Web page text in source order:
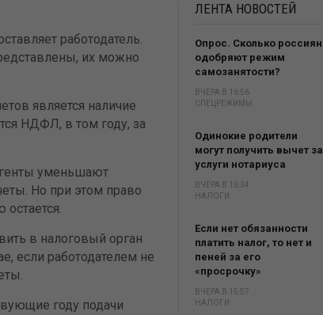
работодатель.
их можно
является наличие
НДФЛ, в том году, за
уменьшают
Но при этом право
в налоговый орган
если работодателем не
году подачи
ЛЕНТА НОВОСТЕЙ
Опрос. Сколько россиян
одобряют режим
самозанятости?
ВЧЕРА В 16:56
СПЕЦРЕЖИМЫ
Одинокие родители
могут получить вычет за
услуги нотариуса
ВЧЕРА В 16:34
НАЛОГИ
Если нет обязанности
платить налог, то нет и
пеней за его
«просрочку»
ВЧЕРА В 15:57
НАЛОГИ